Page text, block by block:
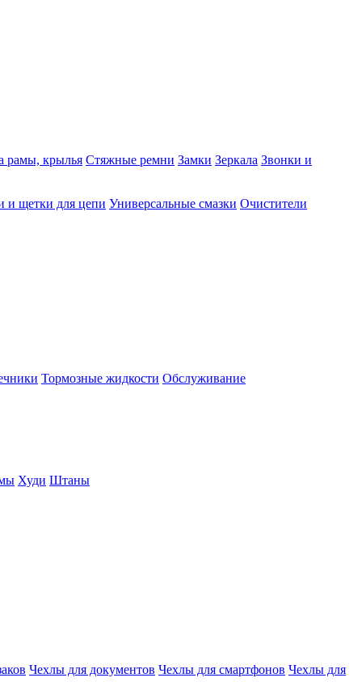
рамы, крылья Стяжные ремни Замки Зеркала Звонки и
и щетки для цепи Универсальные смазки Очистители
Тормозные жидкости Обслуживание
Худи Штаны
Чехлы для документов Чехлы для смартфонов Чехлы для